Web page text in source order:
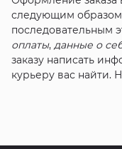
следующим
последовательным
оплаты, данные о
заказу написать
курьеру вас найти.